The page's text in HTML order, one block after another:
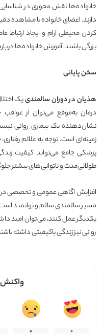
خانواده‌ها نقش محوری در
دارند. اعضای خانواده با مشاهده
کردن محیطی آرام و ایجاد ارتباط
بزرگی باشند. آموزش خانواده‌ها
سخن پایانی
هذیان در دوران سالمندییک
درمان به‌موقع می‌توان از
نشان‌دهنده یک بیماری روانی
زمینه‌ای است. توجه به علائم
پزشکی جامع می‌تواند کیفیت
طولانی‌مدت و ناتوانی‌های بیشتر
افزایش آگاهی عمومی و تخصصی
مسیر سالمندی سالم و توانمند
یکدیگر عمل کنند، می‌توان امید
روانی نیز زندگی با‌کیفیتی داشته
0
0